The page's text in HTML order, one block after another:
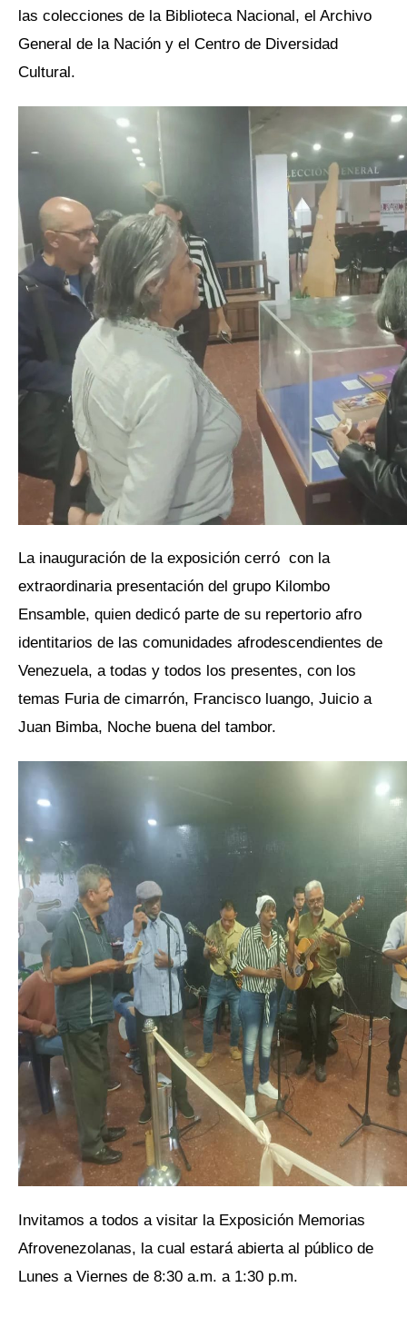
las colecciones de la Biblioteca Nacional, el Archivo
General de la Nación y el Centro de Diversidad
Cultural.
La inauguración de la exposición cerró con la
extraordinaria presentación del grupo Kilombo
Ensamble, quien dedicó parte de su repertorio afro
identitarios de las comunidades afrodescendientes de
Venezuela, a todas y todos los presentes, con los
temas Furia de cimarrón, Francisco luango, Juicio a
Juan Bimba, Noche buena del tambor.
Invitamos a todos a visitar la Exposición Memorias
Afrovenezolanas, la cual estará abierta al público de
Lunes a Viernes de 8:30 a.m. a 1:30 p.m.